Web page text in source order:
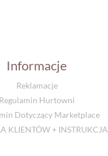
Informacje
Reklamacje
Regulamin Hurtowni
Dotyczący Marketplace
KLIENTÓW + INSTRUKCJA